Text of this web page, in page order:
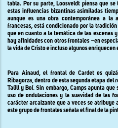
tabla. Por su parte, Loosveldt piensa que
estas influencias bizantinas asimiladas
aunque es una obra contemporánea a
francesas, está condicionado por la
que en cuanto a la temática de las escenas
hay afinidades con otros frontales –en
la vida de Cristo e incluso algunos enriquecen
Para Ainaud, el frontal de Cardet es
Ribagorza, dentro de esta segunda etapa del
Taüll y Boí. Sin embargo, Camps apunta
uso de ondulaciones y la suavidad de las
carácter arcaizante que a veces se atribuye
este grupo de frontales señala el final de la